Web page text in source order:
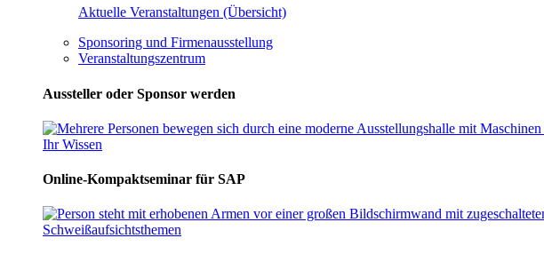
Aktuelle Veranstaltungen (Übersicht)
Sponsoring und Firmenausstellung
Veranstaltungszentrum
Aussteller oder Sponsor werden
Online-Kompaktseminar für SAP